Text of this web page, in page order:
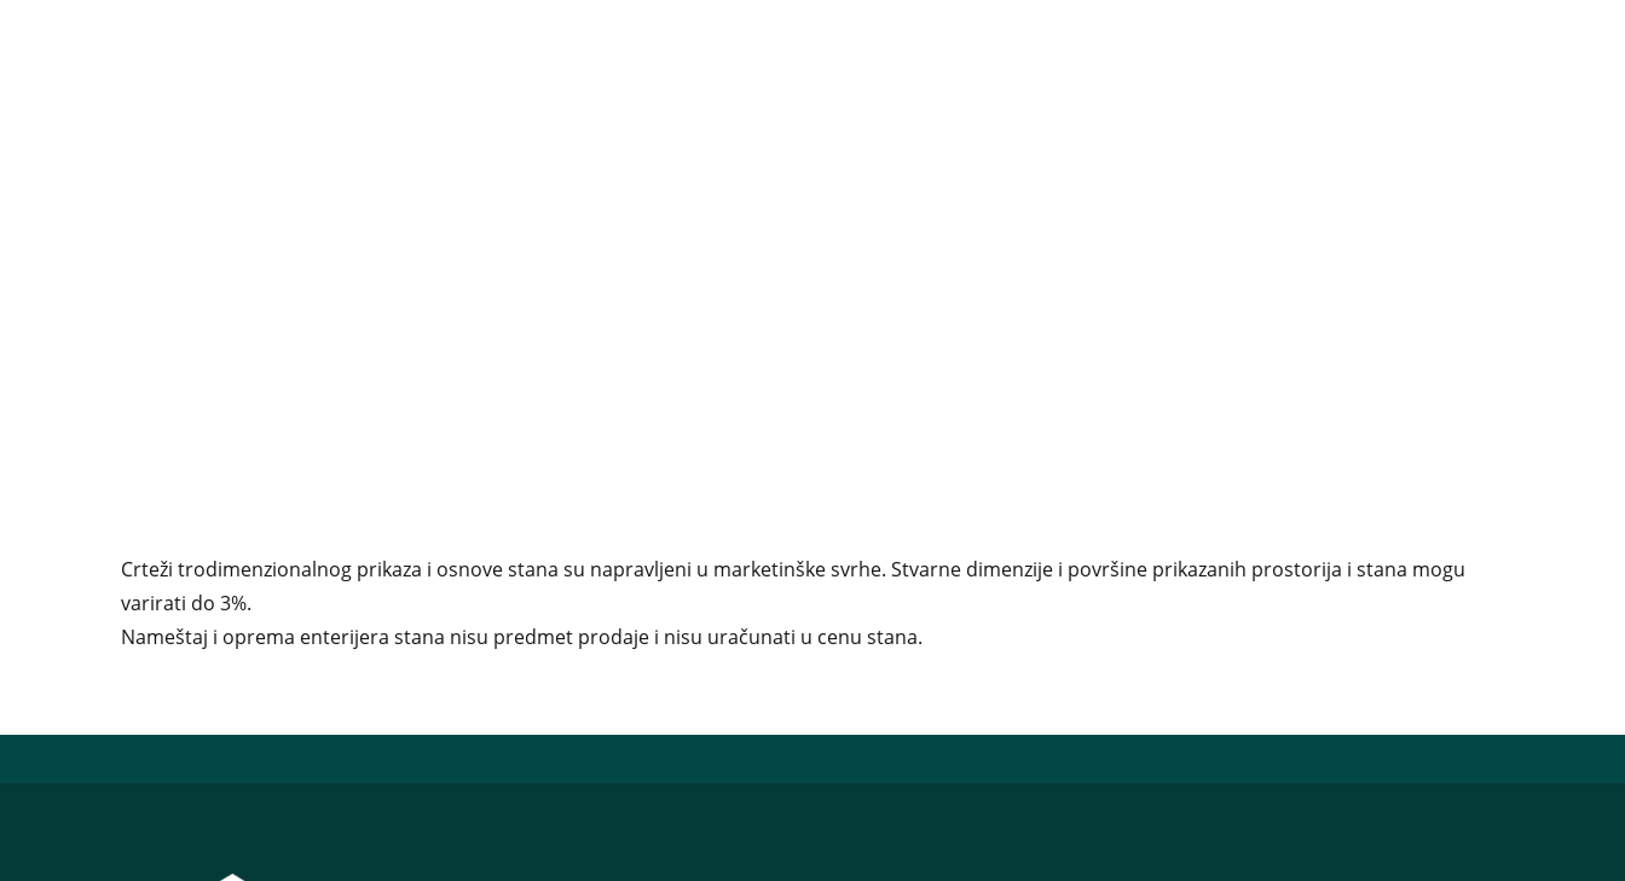
Crteži trodimenzionalnog prikaza i osnove stana su napravljeni u marketinške svrhe. Stvarne dimenzije i površine prikazanih prostorija i stana mogu
varirati do 3%.
Nameštaj i oprema enterijera stana nisu predmet prodaje i nisu uračunati u cenu stana.